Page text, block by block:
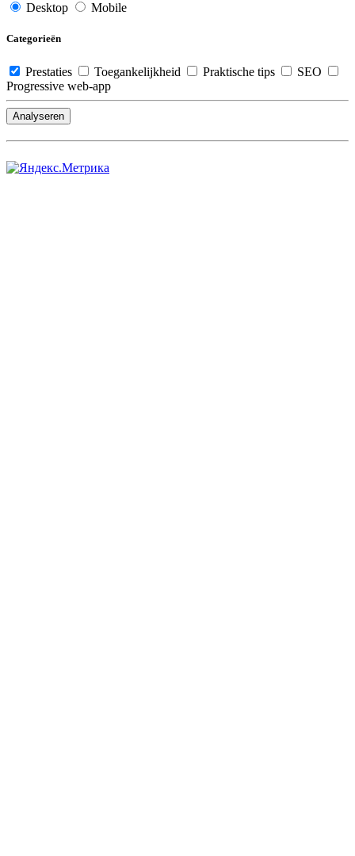
Desktop Mobile
Categorieën
Prestaties Toegankelijkheid Praktische tips
SEO
Progressive web-app
Analyseren